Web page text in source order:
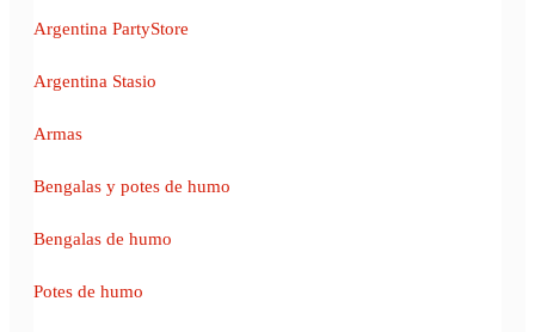
Argentina PartyStore
Argentina Stasio
Armas
Bengalas y potes de humo
Bengalas de humo
Potes de humo